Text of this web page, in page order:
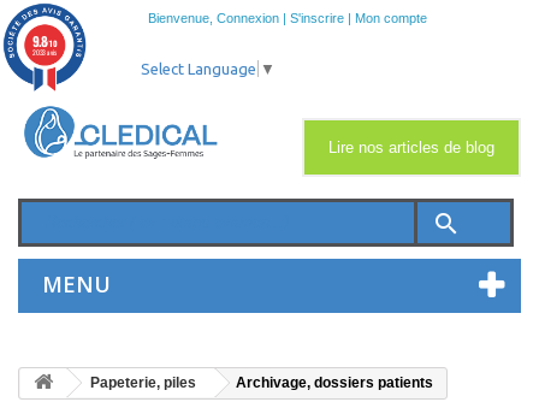
Bienvenue, Connexion | S'inscrire | Mon compte
search
MENU
Lire nos articles de blog
Select Language ▼
Papeterie, piles Archivage, dossiers patients
9.8/10
2033 avis